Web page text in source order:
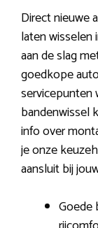
Direct nieuwe
laten wisselen
aan de slag
goedkope
servicepunten
bandenwissel
info over
je onze
aansluit bij
Goede